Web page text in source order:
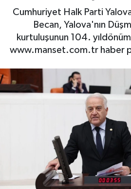
Cumhuriyet Halk Parti
Becan, Yalova'nın
kurtuluşunun 104.
www.manset.com.tr haber
Yaşam